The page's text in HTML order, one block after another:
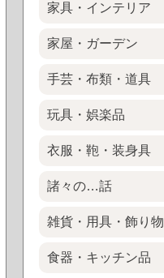
家具・インテリア
家屋・ガーデン
手芸・布類・道具
玩具・娯楽品
衣服・鞄・装身具
諸々の…話
雑貨・用具・飾り物
食器・キッチン品